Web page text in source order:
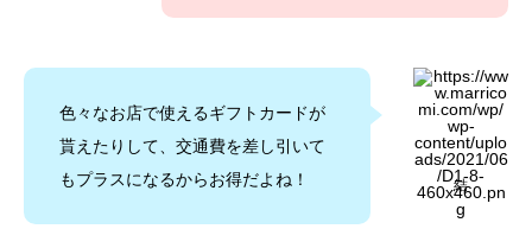
結
色々なお店で使えるギフトカードが
貰えたりして、交通費を差し引いて
もプラスになるからお得だよね！